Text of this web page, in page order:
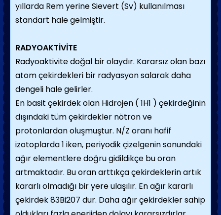
yıllarda Rem yerine Sievert (Sv) kullanılması
standart hale gelmiştir.
RADYOAKTİVİTE
Radyoaktivite doğal bir olaydır. Kararsız olan bazı
atom çekirdekleri bir radyasyon salarak daha
dengeli hale gelirler.
En basit çekirdek olan Hidrojen ( 1H1 ) çekirdeğinin
dışındaki tüm çekirdekler nötron ve
protonlardan oluşmuştur. N/Z oranı hafif
izotoplarda 1 iken, periyodik çizelgenin sonundaki
ağır elementlere doğru gidildikçe bu oran
artmaktadır. Bu oran arttıkça çekirdeklerin artık
kararlı olmadığı bir yere ulaşılır. En ağır kararlı
çekirdek 83Bi207 dur. Daha ağır çekirdekler sahip